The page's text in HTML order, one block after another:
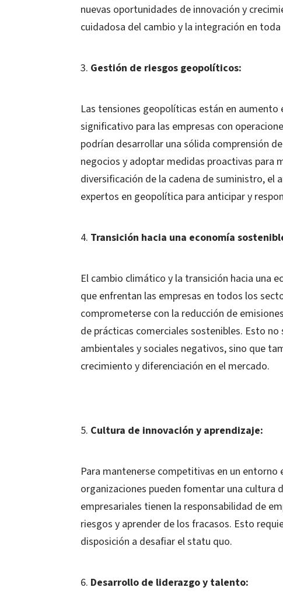
nuevas oportunidades de innovación y
cuidadosa del cambio y la integración en
Gestión de riesgos geopolíticos:
Las tensiones geopolíticas están en
significativo para las empresas con
podrían desarrollar una sólida comprensión
negocios y adoptar medidas proactivas para
diversificación de la cadena de suministro, el
expertos en geopolítica para anticipar y
Transición hacia una economía
El cambio climático y la transición hacia una
que enfrentan las empresas en todos los
comprometerse con la reducción de
de prácticas comerciales sostenibles. Esto
ambientales y sociales negativos, sino que
crecimiento y diferenciación en el mercado.
Cultura de innovación y aprendizaje:
Para mantenerse competitivas en un
organizaciones pueden fomentar una cultura
empresariales tienen la responsabilidad de
riesgos y aprender de los fracasos. Esto
disposición a desafiar el statu quo.
Desarrollo de liderazgo y talento: